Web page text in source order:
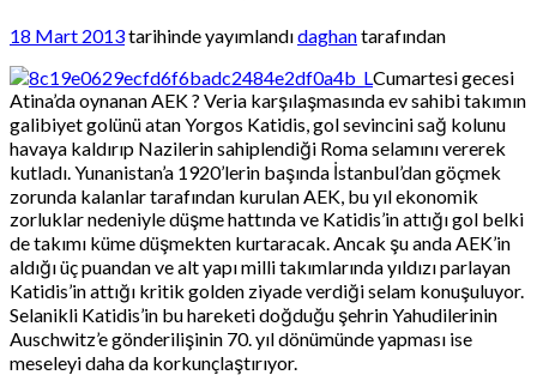
18 Mart 2013tarihinde yayımlandıdaghantarafından
Cumartesi gecesi
Atina’da oynanan AEK ? Veria karşılaşmasında ev sahibi takımın
galibiyet golünü atan Yorgos Katidis, gol sevincini sağ kolunu
havaya kaldırıp Nazilerin sahiplendiği Roma selamını vererek
kutladı. Yunanistan’a 1920’lerin başında İstanbul’dan göçmek
zorunda kalanlar tarafından kurulan AEK, bu yıl ekonomik
zorluklar nedeniyle düşme hattında ve Katidis’in attığı gol belki
de takımı küme düşmekten kurtaracak. Ancak şu anda AEK’in
aldığı üç puandan ve alt yapı milli takımlarında yıldızı parlayan
Katidis’in attığı kritik golden ziyade verdiği selam konuşuluyor.
Selanikli Katidis’in bu hareketi doğduğu şehrin Yahudilerinin
Auschwitz’e gönderilişinin 70. yıl dönümünde yapması ise
meseleyi daha da korkunçlaştırıyor.